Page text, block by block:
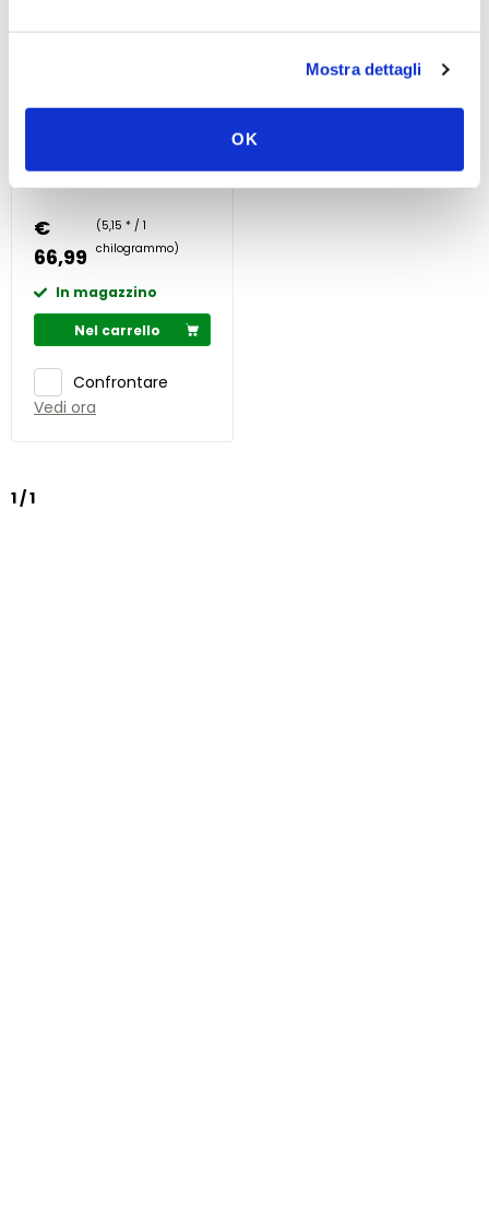
Mostra dettagli
OK
Beoordeling: 5/5
giornaliero di
Con erbe e fiori
€
66,99
(5,15 * / 1
chilogrammo)
In magazzino
Nel carrello
Confrontare
Vedi ora
1 / 1